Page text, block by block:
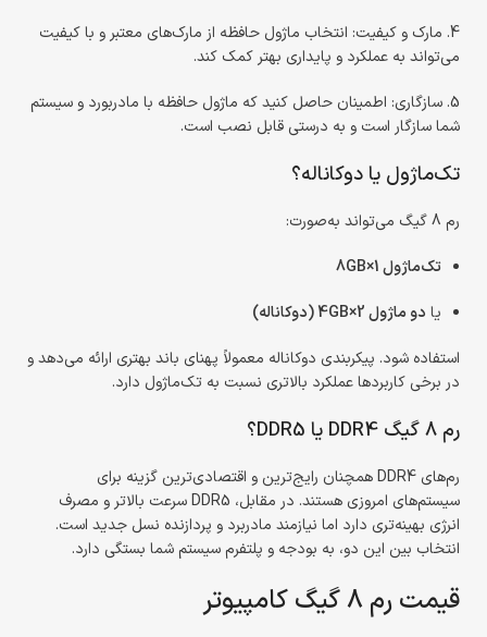
4. مارک و کیفیت: انتخاب ماژول حافظه از مارک‌های معتبر و با کیفیت
می‌تواند به عملکرد و پایداری بهتر کمک کند.
5. سازگاری: اطمینان حاصل کنید که ماژول حافظه با مادربورد و سیستم
شما سازگار است و به درستی قابل نصب است.
تک‌ماژول یا دوکاناله؟
رم 8 گیگ می‌تواند به‌صورت:
تک‌ماژول 1×8GB
یا دو ماژول 2×4GB (دوکاناله)
استفاده شود. پیکربندی دوکاناله معمولاً پهنای باند بهتری ارائه می‌دهد و
در برخی کاربردها عملکرد بالاتری نسبت به تک‌ماژول دارد.
رم 8 گیگ DDR4 یا DDR5؟
رم‌های DDR4 همچنان رایج‌ترین و اقتصادی‌ترین گزینه برای
سیستم‌های امروزی هستند. در مقابل، DDR5 سرعت بالاتر و مصرف
انرژی بهینه‌تری دارد اما نیازمند مادربرد و پردازنده نسل جدید است.
انتخاب بین این دو، به بودجه و پلتفرم سیستم شما بستگی دارد.
قیمت رم 8 گیگ کامپیوتر